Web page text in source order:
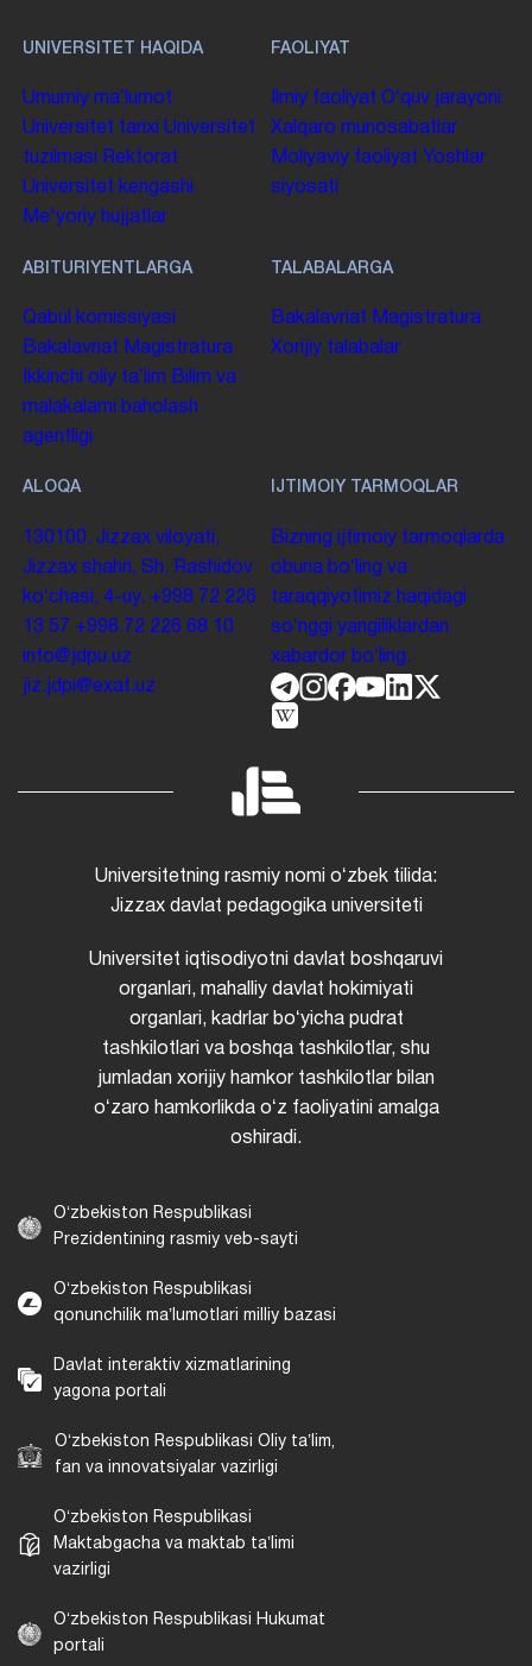
UNIVERSITET HAQIDA
Umumiy maʼlumot
Universitet tarixi Universitet
tuzilmasi
Rektorat
Universitet kengashi
Me'yoriy hujjatlar
FAOLIYAT
Ilmiy faoliyat Oʻquv jarayoni
Xalqaro munosabatlar
Moliyaviy faoliyat Yoshlar
siyosati
ABITURIYENTLARGA
Qabul komissiyasi
Bakalavriat Magistratura
Ikkinchi oliy taʼlim Bilim va
malakalarni baholash
agentligi
TALABALARGA
Bakalavriat Magistratura
Xorijiy talabalar
ALOQA
130100. Jizzax viloyati,
Jizzax shahri, Sh. Rashidov
koʻchasi, 4-uy. +998 72 226
13 57 +998 72 226 68 10
info@jdpu.uz
jiz.jdpi@exat.uz
IJTIMOIY TARMOQLAR
Bizning ijtimoiy tarmoqlarda
obuna boʻling va
taraqqiyotimiz haqidagi
soʻnggi yangiliklardan
xabardor boʻling.
Universitetning rasmiy nomi oʻzbek tilida:
Jizzax davlat pedagogika universiteti
Universitet iqtisodiyotni davlat boshqaruvi
organlari, mahalliy davlat hokimiyati
organlari, kadrlar boʻyicha pudrat
tashkilotlari va boshqa tashkilotlar, shu
jumladan xorijiy hamkor tashkilotlar bilan
oʻzaro hamkorlikda oʻz faoliyatini amalga
oshiradi.
Oʻzbekiston Respublikasi
Prezidentining rasmiy veb-sayti
Oʻzbekiston Respublikasi
qonunchilik maʼlumotlari milliy bazasi
Davlat interaktiv xizmatlarining
yagona portali
Oʻzbekiston Respublikasi Oliy taʼlim,
fan va innovatsiyalar vazirligi
Oʻzbekiston Respublikasi
Maktabgacha va maktab taʼlimi
vazirligi
Oʻzbekiston Respublikasi Hukumat
portali